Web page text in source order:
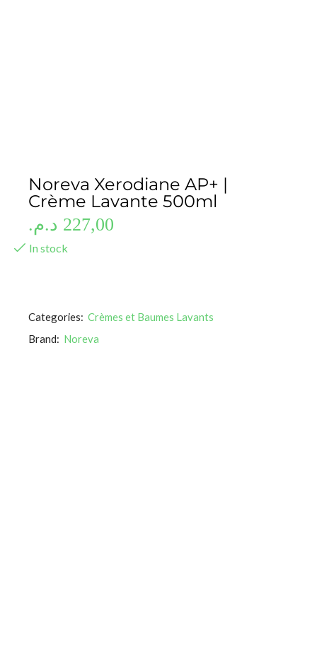
Noreva Xerodiane AP+ |
Crème Lavante 500ml
227,00 د.م.
In stock
Categories: Crèmes et Baumes Lavants
Brand: Noreva